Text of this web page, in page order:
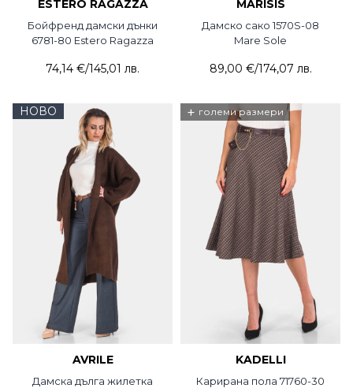
ESTERO RAGAZZA
Бойфренд дамски дънки
6781-80 Estero Ragazza
74,14 €/145,01 лв.
MARISIS
Дамско сако 1570S-08
Mare Sole
89,00 €/174,07 лв.
НОВО
AVRILE
Дамска дълга жилетка
+ големи размери
KADELLI
Карирана пола 71760-30